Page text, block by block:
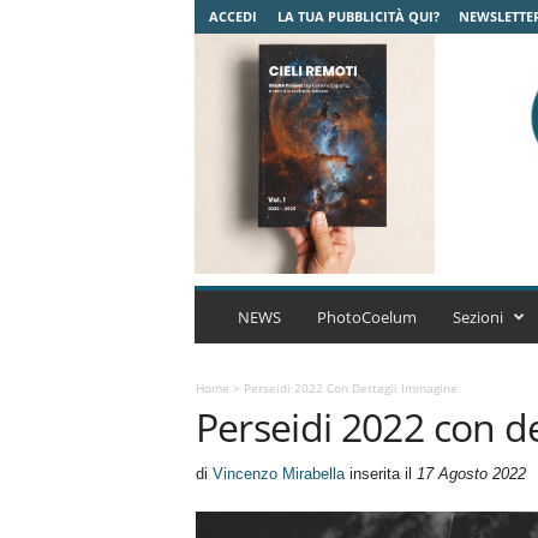
ACCEDI LA TUA PUBBLICITÀ QUI?
C
u
A
r
NEWS PhotoCoelum Sezioni
Home > Perseidi 2022 Con Dettagli Immagine
Perseidi 2022 con
di Vincenzo Mirabellainserita il 17 Agosto 2022